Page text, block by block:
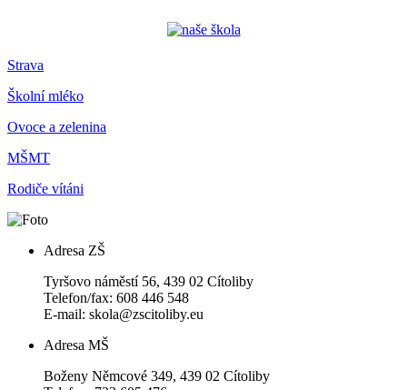
Strava
Školní mléko
Ovoce a zelenina
MŠMT
Rodiče vítáni
Adresa ZŠ
Tyršovo náměstí 56, 439 02 Cítoliby
Telefon/fax: 608 446 548
E-mail: skola@zscitoliby.eu
Adresa MŠ
Boženy Němcové 349, 439 02 Cítoliby